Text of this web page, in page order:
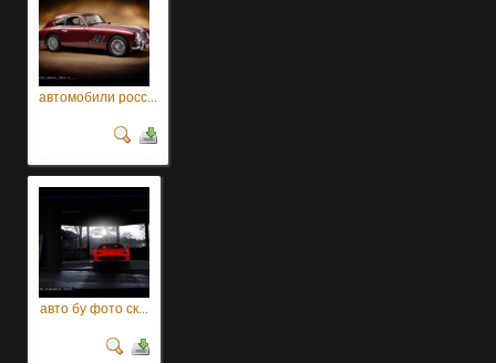
автомобили росс...
авто бу фото ск...